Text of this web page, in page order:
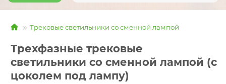
Трековые светильники со сменной лампой
Трехфазные трековые
светильники со сменной лампой (с
цоколем под лампу)